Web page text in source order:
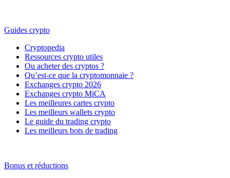
Guides crypto
Cryptopedia
Ressources crypto utiles
Ou acheter des cryptos ?
Qu’est-ce que la cryptomonnaie ?
Exchanges crypto 2026
Exchanges crypto MiCA
Les meilleures cartes crypto
Les meilleurs wallets crypto
Le guide du trading crypto
Les meilleurs bots de trading
Bonus et réductions